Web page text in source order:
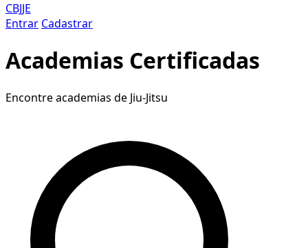
CBJJE
Entrar Cadastrar
Academias Certificadas
Encontre academias de Jiu-Jitsu